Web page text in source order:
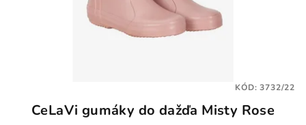
CeLaVi gumáky do dažďa Misty Rose
KÓD:3732/22